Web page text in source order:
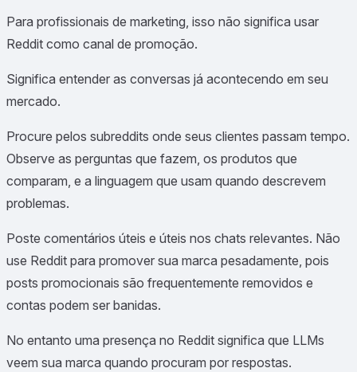
Para profissionais de marketing, isso não significa usar
Reddit como canal de promoção.
Significa entender as conversas já acontecendo em seu
mercado.
Procure pelos subreddits onde seus clientes passam tempo.
Observe as perguntas que fazem, os produtos que
comparam, e a linguagem que usam quando descrevem
problemas.
Poste comentários úteis e úteis nos chats relevantes. Não
use Reddit para promover sua marca pesadamente, pois
posts promocionais são frequentemente removidos e
contas podem ser banidas.
No entanto uma presença no Reddit significa que LLMs
veem sua marca quando procuram por respostas.